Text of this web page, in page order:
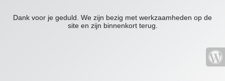
Dank voor je geduld. We zijn bezig met werkzaamheden op de
site en zijn binnenkort terug.